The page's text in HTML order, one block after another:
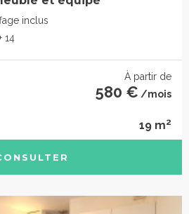
inclus
14
À partir de
580 € /mois
19 m2